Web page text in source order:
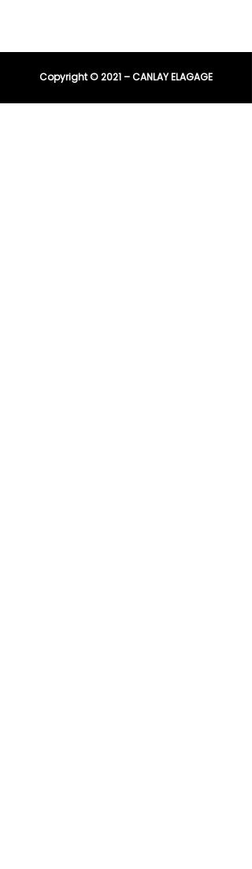
Copyright © 2021 – CANLAY ELAGAGE